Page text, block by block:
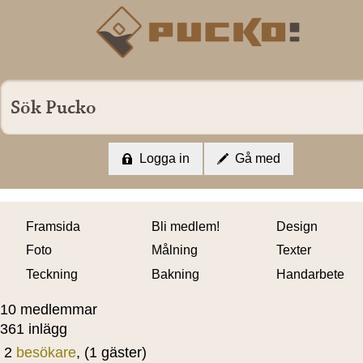
Framsida Bli medlem!
Design
Foto
Målning
Texter
Teckning
Bakning Handarbete
10 medlemmar
361 inlägg
2 besökare, (1 gäster)
Logga in Gå med